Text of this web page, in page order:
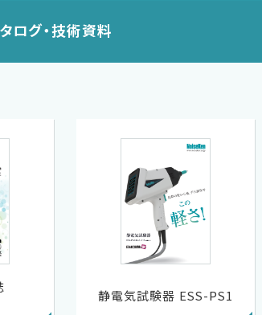
ログ・技術資料
静電気試験器 ESS-PS1